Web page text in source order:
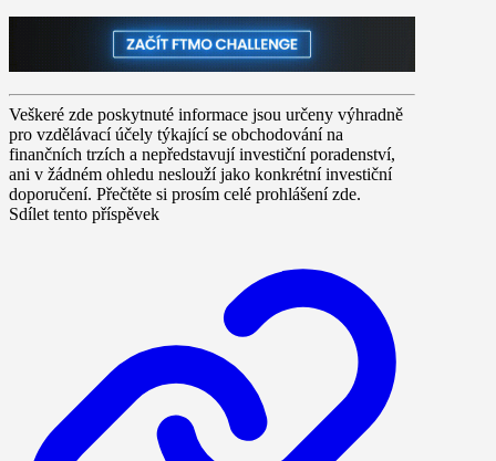
Veškeré zde poskytnuté informace jsou určeny výhradně
pro vzdělávací účely týkající se obchodování na
finančních trzích a nepředstavují investiční poradenství,
ani v žádném ohledu neslouží jako konkrétní investiční
doporučení. Přečtěte si prosím celé prohlášení zde.
Sdílet tento příspěvek